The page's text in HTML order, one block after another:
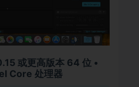
或更高版本 64 位 •
Core 处理器